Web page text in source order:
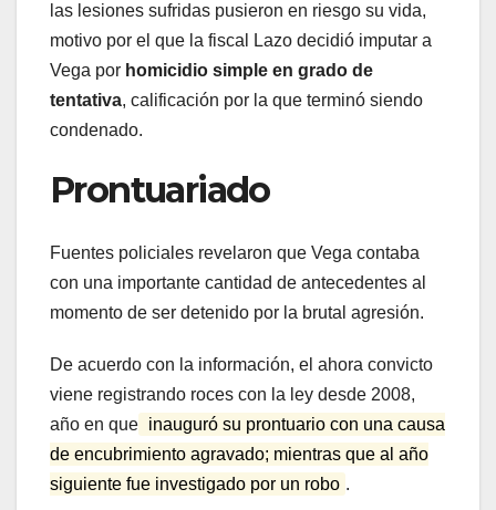
las lesiones sufridas pusieron en riesgo su vida,
motivo por el que la fiscal Lazo decidió imputar a
Vega por homicidio simple en grado de
tentativa, calificación por la que terminó siendo
condenado.
Prontuariado
Fuentes policiales revelaron que Vega contaba
con una importante cantidad de antecedentes al
momento de ser detenido por la brutal agresión.
De acuerdo con la información, el ahora convicto
viene registrando roces con la ley desde 2008,
año en que inauguró su prontuario con una causa
de encubrimiento agravado; mientras que al año
siguiente fue investigado por un robo .